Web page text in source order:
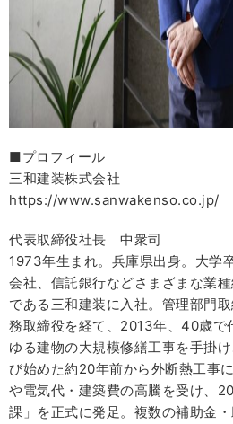
■プロフィール
三和建装株式会社
https://www.sanwakenso.co.jp/
代表取締役社長 中衆司
1973年生まれ。兵庫県出身。大学
会社、信託銀行などさまざまな業
である三和建装に入社。管理部門
務取締役を経て、2013年、40歳で
ゆる建物の大規模修繕工事を手掛
び始めた約20年前から外断熱工事
や電気代・建築費の高騰を受け、
課」を正式に発足。複数の補助金